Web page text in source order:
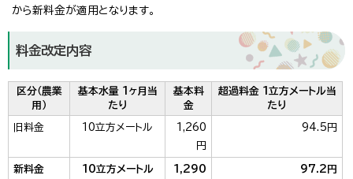
から新料金が適用となります。
料金改定内容
区分（農業
用）
基本水量 1ヶ月当
たり
基本料
金
超過料金 1立方メートル当
たり
旧料金 10立方メートル
1,260
円
94.5円
新料金 10立方メートル
1,290
97.2円